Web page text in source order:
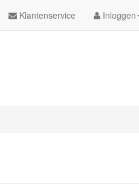
Klantenservice Inloggen